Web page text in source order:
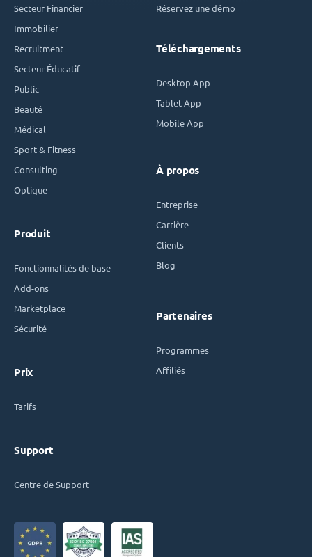
Secteur Financier
Immobilier
Recruitment
Secteur Éducatif
Public
Beauté
Médical
Sport & Fitness
Consulting
Optique
Produit
Fonctionnalités de base
Add-ons
Marketplace
Sécurité
Prix
Tarifs
Support
Centre de Support
Réservez une démo
Téléchargements
Desktop App
Tablet App
Mobile App
À propos
Entreprise
Carrière
Clients
Blog
Partenaires
Programmes
Affiliés